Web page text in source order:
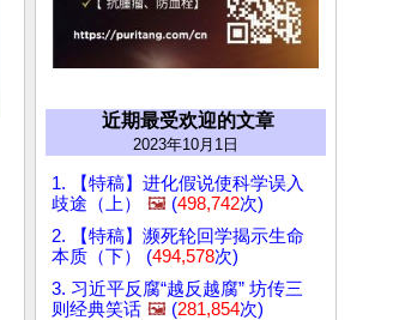
近期最受欢迎的文章
2023年10月1日
1. 【特稿】进化假说使科学误入
歧途（上）
🖼️ (498,742次)
2. 【特稿】濒死轮回学揭示生命
本质（下） (494,578次)
3. 习近平反腐“越反越腐” 坊传三
则经典笑话 🖼️ (281,854次)